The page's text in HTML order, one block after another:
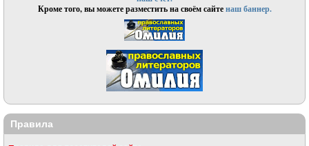
Кроме того, вы можете разместить на своём сайтенаш баннер.
Правила